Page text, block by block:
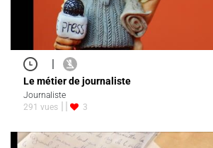
|
Le métier de journaliste
Journaliste
291 vues
3